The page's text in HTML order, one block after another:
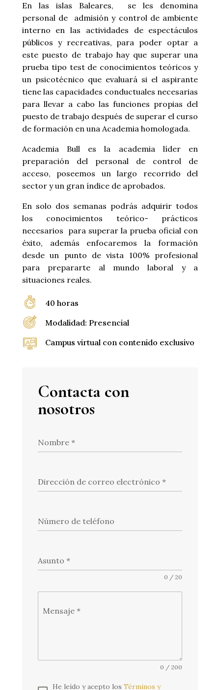
En las islas Baleares, se les denomina
personal de admisión y control de ambiente
interno en las actividades de espectáculos
públicos y recreativas, para poder optar a
este puesto de trabajo hay que superar una
prueba tipo test de conocimientos teóricos y
un psicotécnico que evaluará si el aspirante
tiene las capacidades conductuales necesarias
para llevar a cabo las funciones propias del
puesto de trabajo después de superar el curso
de formación en una Academia homologada.
Academia Bull es la academia líder en
preparación del personal de control de
acceso, poseemos un largo recorrido del
sector y un gran índice de aprobados.
En solo dos semanas podrás adquirir todos
los conocimientos teórico- prácticos
necesarios para superar la prueba oficial con
éxito, además enfocaremos la formación
desde un punto de vista 100% profesional
para prepararte al mundo laboral y a
situaciones reales.
40 horas
Modalidad: Presencial
Campus virtual con contenido exclusivo
Contacta con
nosotros
Nombre *
Dirección de correo electrónico *
Número de teléfono
Asunto *
0 / 20
Mensaje *
0 / 200
He leído y acepto los Términos y